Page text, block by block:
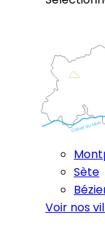
Sète
Voir nos